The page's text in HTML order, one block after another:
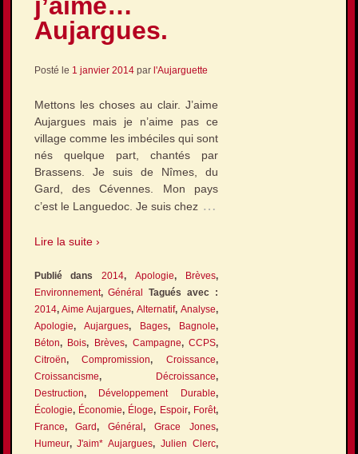
j’aime…
Aujargues.
Posté le 1 janvier 2014par l'Aujarguette
Mettons les choses au clair. J’aime
Aujargues mais je n’aime pas ce
village comme les imbéciles qui sont
nés quelque part, chantés par
Brassens. Je suis de Nîmes, du
Gard, des Cévennes. Mon pays
c’est le Languedoc. Je suis chez …
Lire la suite ›
Publié dans2014,Apologie, Brèves,
Environnement,Général
Tagués avec :
2014,Aime Aujargues,Alternatif,Analyse,
Apologie,Aujargues, Bages, Bagnole,
Béton, Bois, Brèves, Campagne,CCPS,
Citroën,Compromission,Croissance,
Croissancisme, Décroissance,
Destruction, Développement Durable,
Écologie, Économie, Éloge, Espoir, Forêt,
France,Gard,Général,Grace Jones,
Humeur,J'aim* Aujargues,Julien Clerc,